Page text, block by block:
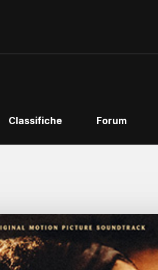
Classifiche Forum